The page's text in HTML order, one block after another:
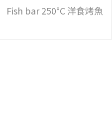
Fish bar 250°C 洋食烤魚